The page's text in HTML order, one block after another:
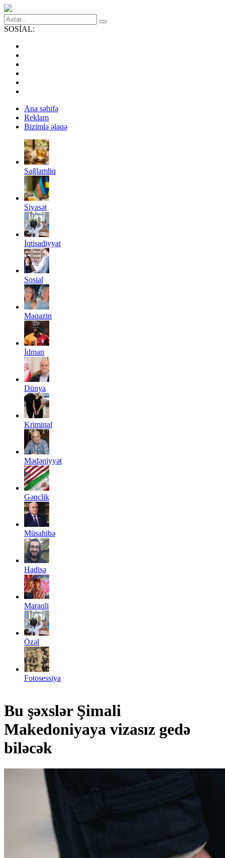
SOSİAL:
Ana səhifə
Reklam
Bizimlə əlaqə
Sağlamliq
Siyasət
İqtisadiyyat
Sosial
Maqazin
İdman
Dünya
Kriminal
Mədəniyyət
Gənclik
Müsahibə
Hadisə
Maraqli
Özəl
Fotosessiya
Bu şəxslər Şimali
Makedoniyaya vizasız gedə
biləcək